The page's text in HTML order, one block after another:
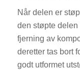
Når delen er
den støpte delen
fjerning av
deretter tas bort
godt utformet